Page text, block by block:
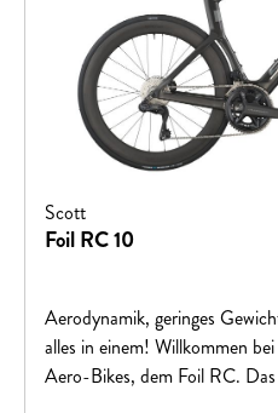
Scott
Foil RC 10
Aerodynamik, geringes
alles in einem! Willkommen
Aero-Bikes, dem Foil RC.